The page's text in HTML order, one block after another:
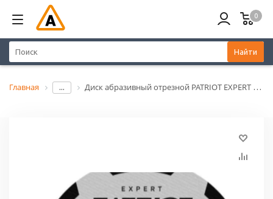
0
Найти
Главная ... Диск абразивный отрезной PATRIOT EXPERT 125*1,6*22,23 по металлу